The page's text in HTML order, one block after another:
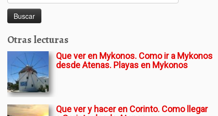
Otras lecturas
Que ver en Mykonos. Como ir a Mykonos
desde Atenas. Playas en Mykonos
Que ver y hacer en Corinto. Como llegar